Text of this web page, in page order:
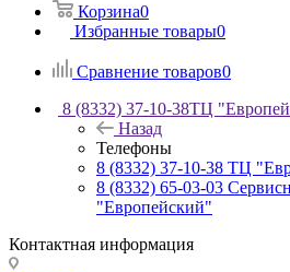
Корзина0
Избранные товары0
Сравнение товаров0
8 (8332) 37-10-38ТЦ
Назад
Телефоны
8 (8332) 37-10-38 ТЦ
8 (8332) 65-03-03
"Европейский"
Контактная информация